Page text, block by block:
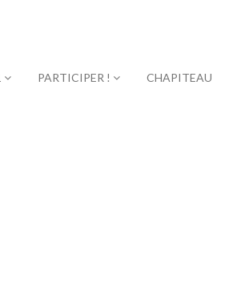
PARTICIPER ! CHAPITEAU